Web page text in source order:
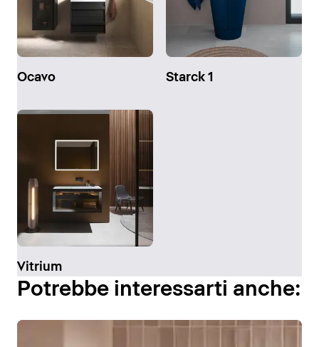
Ocavo Starck 1
Vitrium
Potrebbe interessarti anche: